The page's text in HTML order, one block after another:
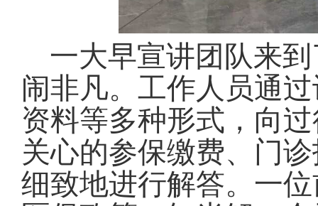
一大早宣讲团队来
闹非凡。工作人员通
资料等多种形式，向
关心的参保缴费、门
细致地进行解答。一